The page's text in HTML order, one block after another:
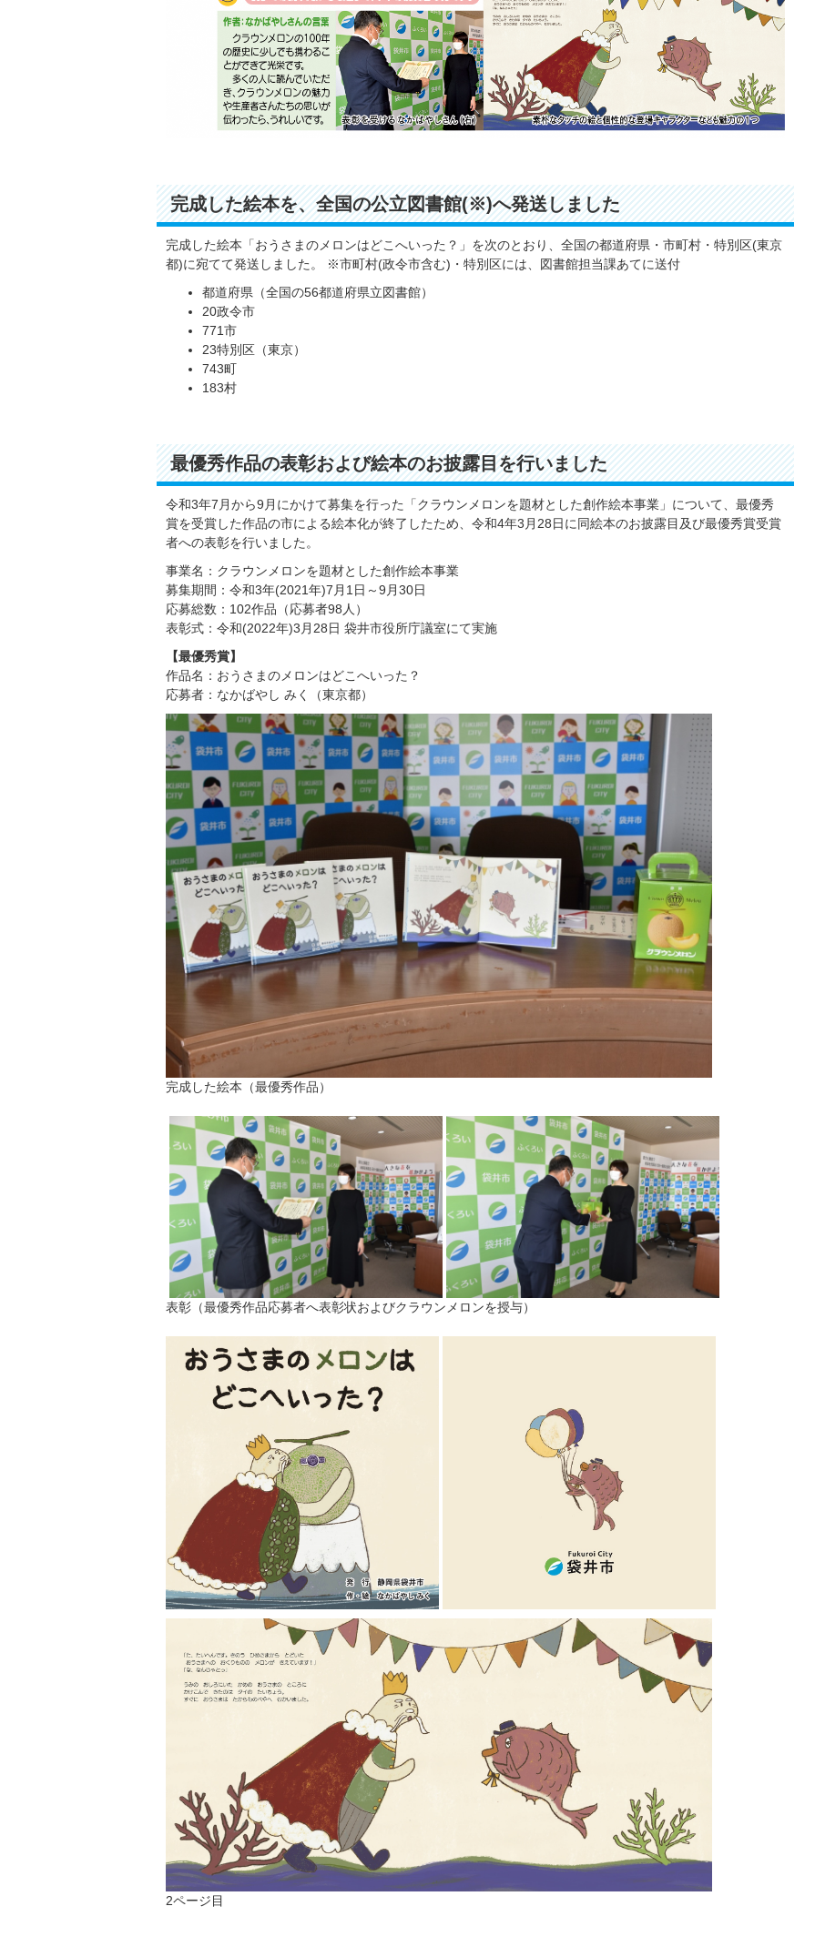
完成した絵本を、全国の公立図書館(※)へ発送しました
完成した絵本「おうさまのメロンはどこへいった？」を次のとおり、全国の都道府県・市町村・特別区(東京
都)に宛てて発送しました。 ※市町村(政令市含む)・特別区には、図書館担当課あてに送付
都道府県（全国の56都道府県立図書館）
20政令市
771市
23特別区（東京）
743町
183村
最優秀作品の表彰および絵本のお披露目を行いました
令和3年7月から9月にかけて募集を行った「クラウンメロンを題材とした創作絵本事業」について、最優秀
賞を受賞した作品の市による絵本化が終了したため、令和4年3月28日に同絵本のお披露目及び最優秀賞受賞
者への表彰を行いました。
事業名：クラウンメロンを題材とした創作絵本事業
募集期間：令和3年(2021年)7月1日～9月30日
応募総数：102作品（応募者98人）
表彰式：令和(2022年)3月28日 袋井市役所庁議室にて実施
【最優秀賞】
作品名：おうさまのメロンはどこへいった？
応募者：なかばやし みく（東京都）
完成した絵本（最優秀作品）
表彰（最優秀作品応募者へ表彰状およびクラウンメロンを授与）
2ページ目